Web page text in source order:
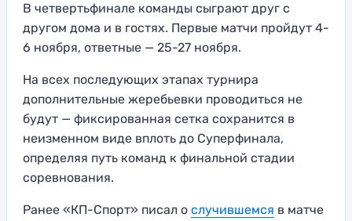
В четвертьфинале команды сыграют друг с
другом дома и в гостях. Первые матчи пройдут 4-
6 ноября, ответные — 25-27 ноября.
На всех последующих этапах турнира
дополнительные жеребьевки проводиться не
будут — фиксированная сетка сохранится в
неизменном виде вплоть до Суперфинала,
определяя путь команд к финальной стадии
соревнования.
Ранее «КП-Спорт» писал о случившемся в матче